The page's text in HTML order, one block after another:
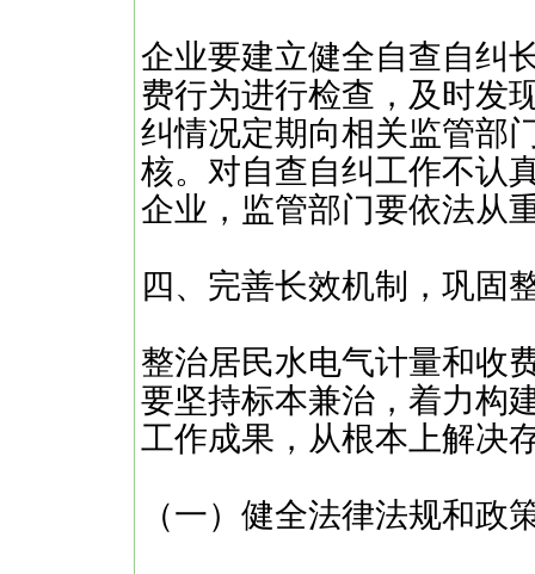
企业要建立健全自查自纠
费行为进行检查，及时发
纠情况定期向相关监管部
核。对自查自纠工作不认
企业，监管部门要依法从
四、完善长效机制，巩固
整治居民水电气计量和收
要坚持标本兼治，着力构
工作成果，从根本上解决
（一）健全法律法规和政